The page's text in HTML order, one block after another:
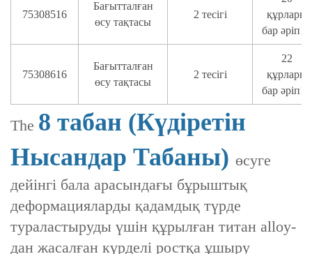
75308516
Бағытталған
өсу тақтасы
2 тесігі
құрлары
бар әріп16
75308616
Бағытталған
өсу тақтасы
2 тесігі
22
құрлары
бар әріп16
The 8 табан (Күдіретін
Нысандар Табаны) өсуге
дейінгі бала арасындағы бұрыштық
деформацияларды қадамдық түрде
тураластыруды үшін құрылған титан alloy-
дан жасалған күрделі ростқа ұшыру